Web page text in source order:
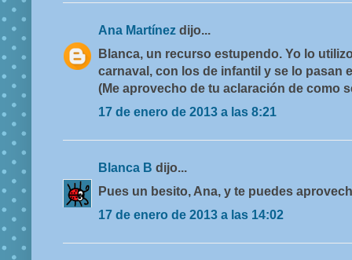
Ana Martínez dijo...
Blanca, un recurso estupendo. Yo lo
carnaval, con los de infantil y se lo pasan
(Me aprovecho de tu aclaración de como
17 de enero de 2013 a las 8:21
Blanca B dijo...
Pues un besito, Ana, y te puedes
17 de enero de 2013 a las 14:02